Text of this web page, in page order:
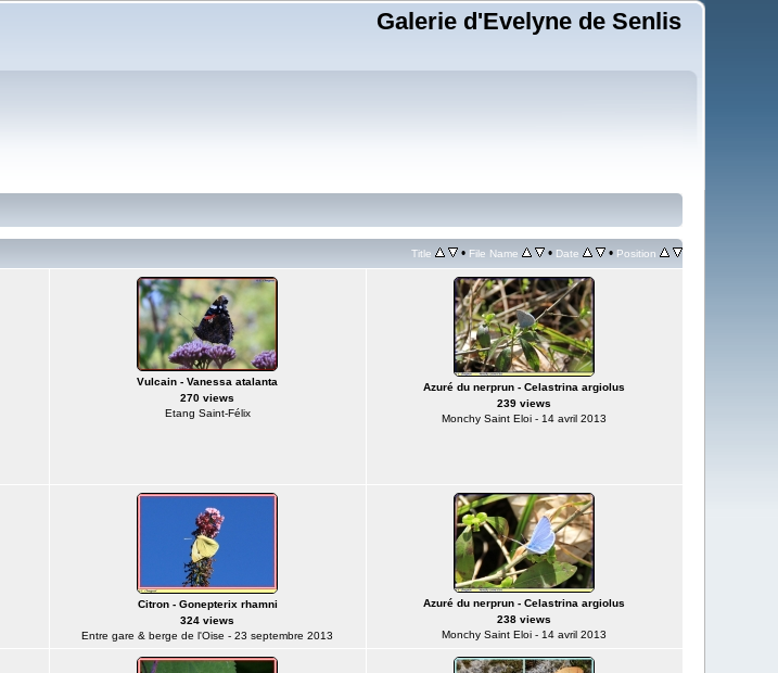
Galerie d'Evelyne de Senlis
Title • File Name • Date • Position
Vulcain - Vanessa atalanta
270 views
Etang Saint-Félix
Azuré du nerprun - Celastrina argiolus
239 views
Monchy Saint Eloi - 14 avril 2013
Citron - Gonepterix rhamni
324 views
Entre gare & berge de l'Oise - 23 septembre 2013
Azuré du nerprun - Celastrina argiolus
238 views
Monchy Saint Eloi - 14 avril 2013